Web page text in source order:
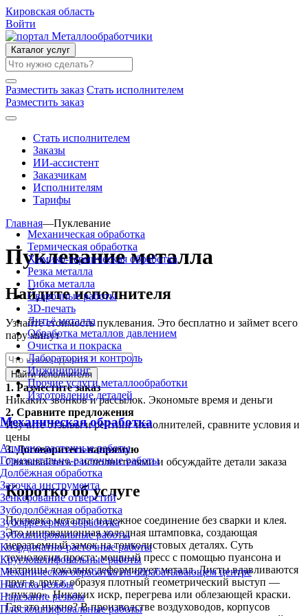
Кировская область
Войти
Каталог услуг
Разместить заказ Стать исполнителем
Разместить заказ
Стать исполнителем
Заказы
ИИ-ассистент
Заказчикам
Исполнителям
Тарифы
Механическая обработка
Термическая обработка
Химико-термическая обработка
Резка металла
Гибка металла
Сварочные работы
3D-печать
Литьё металла
Обработка металлов давлением
Очистка и покраска
Лаборатория и контроль
Инжиниринг
Прочие услуги металлообработки
Изготовление деталей
Механическая обработка
Алмазно-расточные работы
Горизонтально-расточные работы
Долбёжная обработка
Заточка инструмента
Зенкерование отверстий
Зубодолбёжная обработка
Зубофрезерная обработка
Зубошлифовальные работы
Координатно-расточные работы
Круглошлифовальные работы
Механическая обработка на обрабатывающем центре
Накатка резьбы
Нарезание резьбы
Плоскошлифовальные работы
Главная—Пуклевание
Пуклевание металла
Найдите исполнителя
Узнайте стоимость пуклевания. Это бесплатно и займет всего
пару минут
Найти исполнителя
1. Разместите заказ
Никаких звонков и рассылок. Экономьте время и деньги
2. Сравните предложения
Изучите отзывы и рейтинг исполнителей, сравните условия и
цены
3.Договоритесь напрямую
Связывайтесь с исполнителями и обсуждайте детали заказа
Коротко об услуге
Пуклевка металла: надежное соединение без сварки и клея.
Это инновационная холодная штамповка, создающая
неразъемный замок на тонколистовых деталях. Суть
технологии проста: мощный пресс с помощью пуансона и
матрицы локально деформирует металл. Листы вдавливаются
друг в друга, образуя плотный геометрический выступ —
«пуклю». Никаких искр, перегрева или облезающей краски.
Где это нужно? В производстве воздуховодов, корпусов